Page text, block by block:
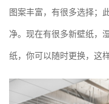
图案丰富，有很多选择；
净。现在有很多新壁纸，
纸，你可以随时更换，这